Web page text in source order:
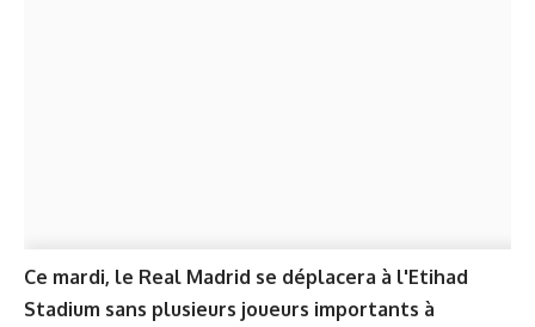
Ce mardi, le Real Madrid se déplacera à l'Etihad
Stadium sans plusieurs joueurs importants à